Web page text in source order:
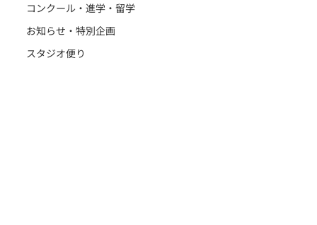
コンクール・進学・留学
お知らせ・特別企画
スタジオ便り